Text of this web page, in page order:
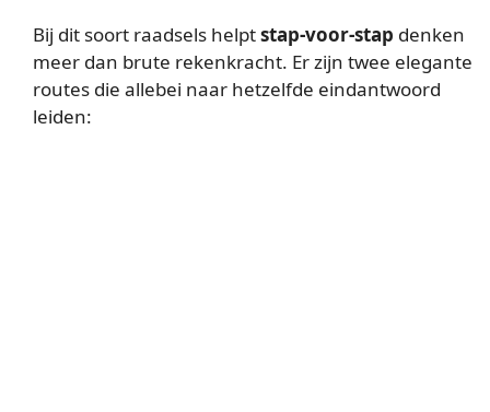
Bij dit soort raadsels helptstap-voor-stap denken
meer dan brute rekenkracht. Er zijn twee elegante
routes die allebei naar hetzelfde eindantwoord
leiden: